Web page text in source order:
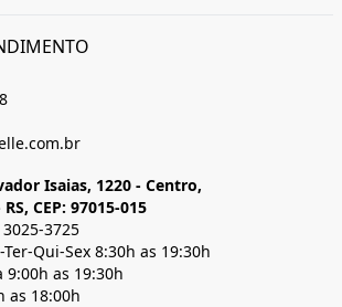
Isaias, 1220 - Centro,
CEP: 97015-015
3725
Qui-Sex 8:30h as 19:30h
9:00h as 19:30h
as 18:00h